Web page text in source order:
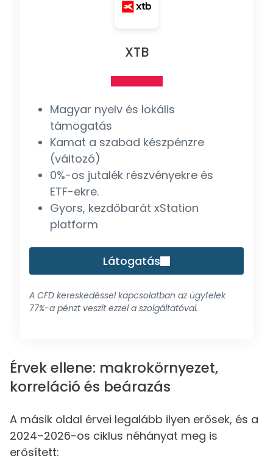
XTB
Magyar nyelv és lokális
támogatás
Kamat a szabad készpénzre
(változó)
0%-os jutalék részvényekre és
ETF-ekre.
Gyors, kezdőbarát xStation
platform
Látogatás
A CFD kereskedéssel kapcsolatban az ügyfelek
77%-a pénzt veszít ezzel a szolgáltatóval.
Érvek ellene: makrokörnyezet,
korreláció és beárazás
A másik oldal érvei legalább ilyen erősek, és a
2024–2026-os ciklus néhányat meg is
erősített: